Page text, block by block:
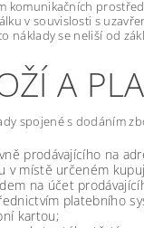
komunikačních
v souvislosti s
náklady se neliší od
A
spojené s dodáním
prodávajícího na
v místě určeném
na účet
platebního
kartou;